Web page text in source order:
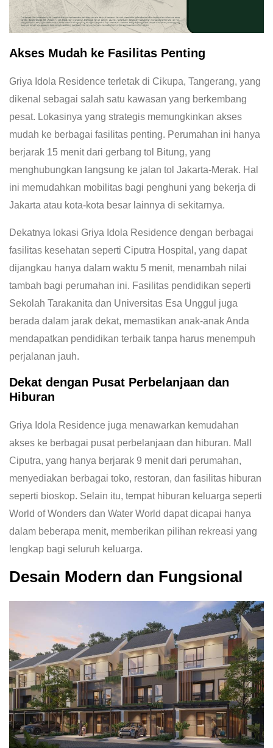
Akses Mudah ke Fasilitas Penting
Griya Idola Residence terletak di Cikupa, Tangerang, yang
dikenal sebagai salah satu kawasan yang berkembang
pesat. Lokasinya yang strategis memungkinkan akses
mudah ke berbagai fasilitas penting. Perumahan ini hanya
berjarak 15 menit dari gerbang tol Bitung, yang
menghubungkan langsung ke jalan tol Jakarta-Merak. Hal
ini memudahkan mobilitas bagi penghuni yang bekerja di
Jakarta atau kota-kota besar lainnya di sekitarnya.
Dekatnya lokasi Griya Idola Residence dengan berbagai
fasilitas kesehatan seperti Ciputra Hospital, yang dapat
dijangkau hanya dalam waktu 5 menit, menambah nilai
tambah bagi perumahan ini. Fasilitas pendidikan seperti
Sekolah Tarakanita dan Universitas Esa Unggul juga
berada dalam jarak dekat, memastikan anak-anak Anda
mendapatkan pendidikan terbaik tanpa harus menempuh
perjalanan jauh.
Dekat dengan Pusat Perbelanjaan dan
Hiburan
Griya Idola Residence juga menawarkan kemudahan
akses ke berbagai pusat perbelanjaan dan hiburan. Mall
Ciputra, yang hanya berjarak 9 menit dari perumahan,
menyediakan berbagai toko, restoran, dan fasilitas hiburan
seperti bioskop. Selain itu, tempat hiburan keluarga seperti
World of Wonders dan Water World dapat dicapai hanya
dalam beberapa menit, memberikan pilihan rekreasi yang
lengkap bagi seluruh keluarga.
Desain Modern dan Fungsional